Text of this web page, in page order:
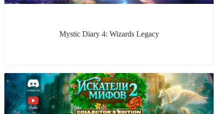
Mystic Diary 4: Wizards Legacy